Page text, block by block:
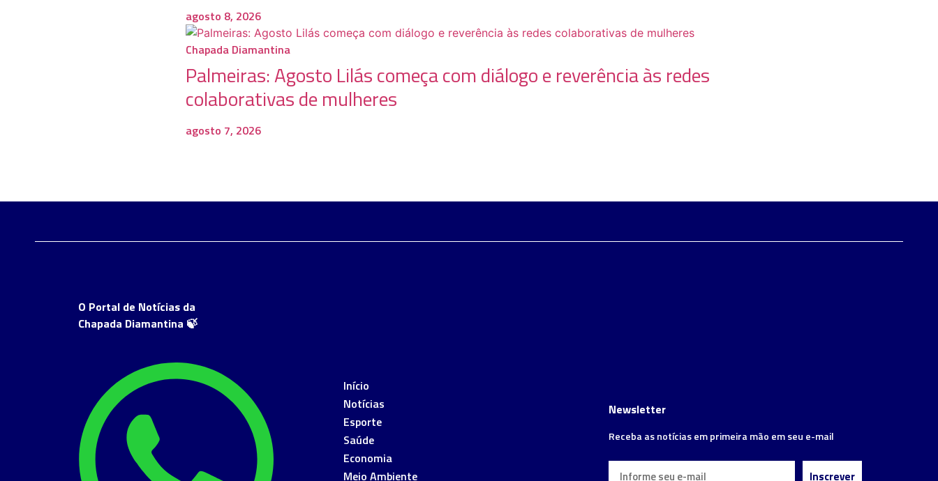
agosto 8, 2026
Chapada Diamantina
Palmeiras: Agosto Lilás começa com diálogo e reverência às redes
colaborativas de mulheres
agosto 7, 2026
O Portal de Notícias da
Chapada Diamantina 🍃
Início
Notícias
Esporte
Saúde
Economia
Meio Ambiente
Newsletter
Receba as notícias em primeira mão em seu e-mail
Inscrever